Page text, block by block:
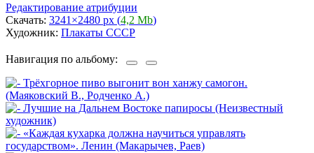
Редактирование атрибуции
Скачать: 3241×2480 px (4,2 Mb)
Художник: Плакаты СССР
Навигация по альбому: